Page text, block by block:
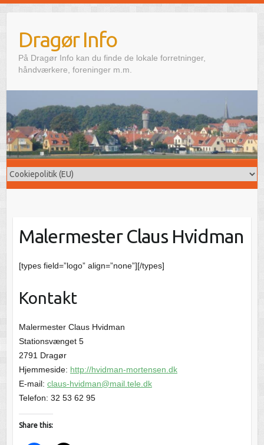
Dragør Info
På Dragør Info kan du finde de lokale forretninger,
håndværkere, foreninger m.m.
Malermester Claus Hvidman
[types field=”logo” align=”none”][/types]
Kontakt
Malermester Claus Hvidman
Stationsvænget 5
2791 Dragør
Hjemmeside: http://hvidman-mortensen.dk
E-mail: claus-hvidman@mail.tele.dk
Telefon: 32 53 62 95
Share this: